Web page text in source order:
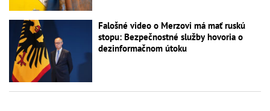
Falošné video o Merzovi má mať ruskú
stopu: Bezpečnostné služby hovoria o
dezinformačnom útoku